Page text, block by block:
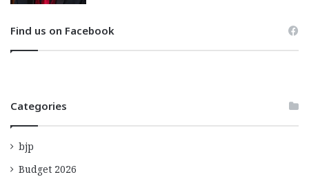
Find us on Facebook
Categories
bjp
Budget 2026